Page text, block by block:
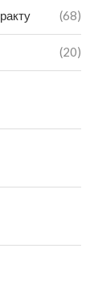
(68)
(20)